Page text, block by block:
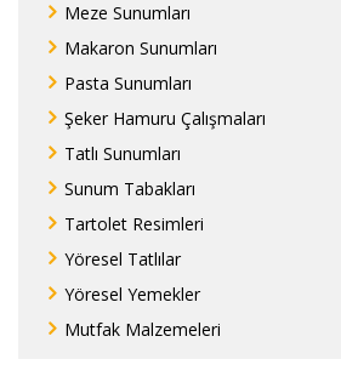
Meze Sunumları
Makaron Sunumları
Pasta Sunumları
Şeker Hamuru Çalışmaları
Tatlı Sunumları
Sunum Tabakları
Tartolet Resimleri
Yöresel Tatlılar
Yöresel Yemekler
Mutfak Malzemeleri